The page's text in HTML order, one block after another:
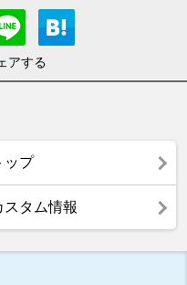
アする
ップ
タム情報